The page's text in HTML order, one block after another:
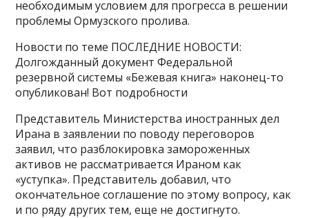
необходимым условием для прогресса в решении
проблемы Ормузского пролива.
Новости по теме ПОСЛЕДНИЕ НОВОСТИ:
Долгожданный документ Федеральной
резервной системы «Бежевая книга» наконец-то
опубликован! Вот подробности
Представитель Министерства иностранных дел
Ирана в заявлении по поводу переговоров
заявил, что разблокировка замороженных
активов не рассматривается Ираном как
«уступка». Представитель добавил, что
окончательное соглашение по этому вопросу, как
и по ряду других тем, еще не достигнуто.